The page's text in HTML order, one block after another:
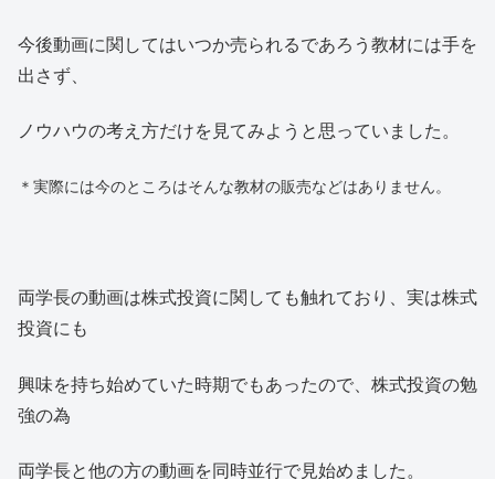
今後動画に関してはいつか売られるであろう教材には手を
出さず、
ノウハウの考え方だけを見てみようと思っていました。
＊実際には今のところはそんな教材の販売などはありません。
両学長の動画は株式投資に関しても触れており、実は株式
投資にも
興味を持ち始めていた時期でもあったので、株式投資の勉
強の為
両学長と他の方の動画を同時並行で見始めました。